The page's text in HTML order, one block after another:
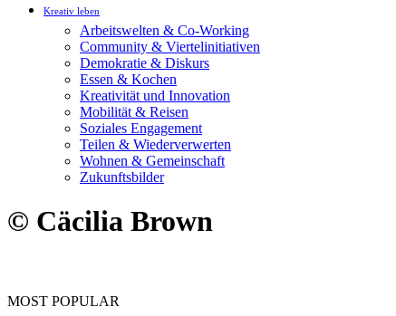
Kreativ leben
Arbeitswelten & Co-Working
Community & Viertelinitiativen
Demokratie & Diskurs
Essen & Kochen
Kreativität und Innovation
Mobilität & Reisen
Soziales Engagement
Teilen & Wiederverwerten
Wohnen & Gemeinschaft
Zukunftsbilder
© Cäcilia Brown
MOST POPULAR